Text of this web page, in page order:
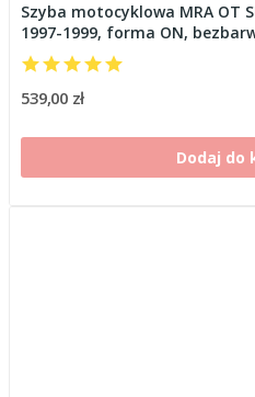
Szyba motocyklowa MRA OT
1997-1999, forma ON,
539,00 zł
Dodaj do